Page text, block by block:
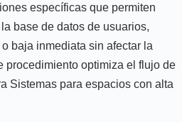
específicas que permiten
base de datos de usuarios,
baja inmediata sin afectar la
procedimiento optimiza el flujo de
Sistemas para espacios con alta